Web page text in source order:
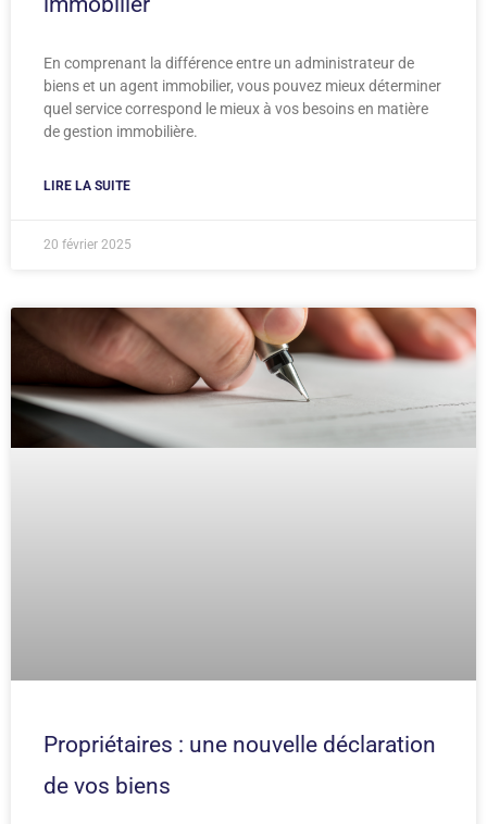
En comprenant la différence entre un administrateur de
biens et un agent immobilier, vous pouvez mieux déterminer
quel service correspond le mieux à vos besoins en matière
de gestion immobilière.
LIRE LA SUITE
20 février 2025
Propriétaires : une nouvelle déclaration
de vos biens